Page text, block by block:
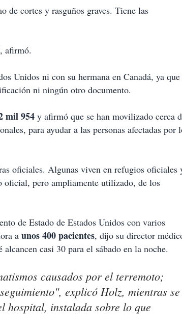
de cortes y rasguños graves. Tiene las
afirmó.
Unidos ni con su hermana en Canadá, ya que
ni ningún otro documento.
mil 954 y afirmó que se han movilizado cerca
para ayudar a las personas afectadas por
oficiales. Algunas viven en refugios oficiales
oficial, pero ampliamente utilizado, de los
de Estado de Estados Unidos con varios
a unos 400 pacientes, dijo su director
casi 30 para el sábado en la noche.
causados por el terremoto;
explicó Holz, mientras se
hospital, instalada sobre lo que